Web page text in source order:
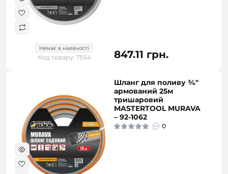
Немає в наявності
Код товару: 7554 847.11 грн.
Шланг для поливу ¾"
армований 25м
тришаровий
MASTERTOOL MURAVA
– 92-1062
0